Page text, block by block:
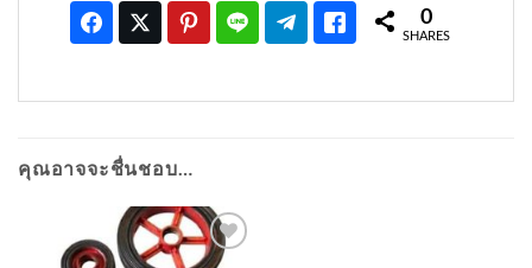
0
SHARES
คุณอาจจะชื่นชอบ…